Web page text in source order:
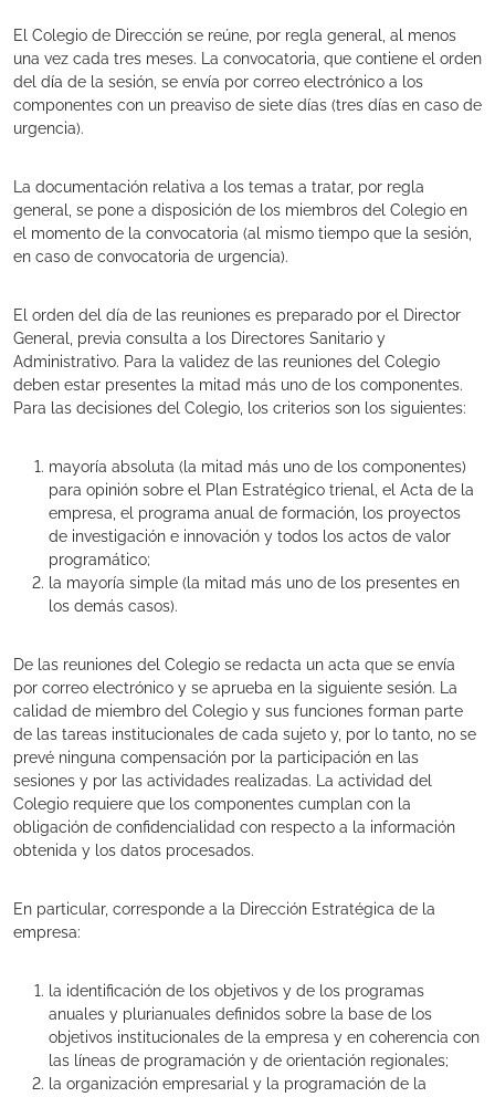
El Colegio de Dirección se reúne, por regla general, al menos
una vez cada tres meses. La convocatoria, que contiene el orden
del día de la sesión, se envía por correo electrónico a los
componentes con un preaviso de siete días (tres días en caso de
urgencia).
La documentación relativa a los temas a tratar, por regla
general, se pone a disposición de los miembros del Colegio en
el momento de la convocatoria (al mismo tiempo que la sesión,
en caso de convocatoria de urgencia).
El orden del día de las reuniones es preparado por el Director
General, previa consulta a los Directores Sanitario y
Administrativo. Para la validez de las reuniones del Colegio
deben estar presentes la mitad más uno de los componentes.
Para las decisiones del Colegio, los criterios son los siguientes:
mayoría absoluta (la mitad más uno de los componentes)
para opinión sobre el Plan Estratégico trienal, el Acta de la
empresa, el programa anual de formación, los proyectos
de investigación e innovación y todos los actos de valor
programático;
la mayoría simple (la mitad más uno de los presentes en
los demás casos).
De las reuniones del Colegio se redacta un acta que se envía
por correo electrónico y se aprueba en la siguiente sesión. La
calidad de miembro del Colegio y sus funciones forman parte
de las tareas institucionales de cada sujeto y, por lo tanto, no se
prevé ninguna compensación por la participación en las
sesiones y por las actividades realizadas. La actividad del
Colegio requiere que los componentes cumplan con la
obligación de confidencialidad con respecto a la información
obtenida y los datos procesados.
En particular, corresponde a la Dirección Estratégica de la
empresa:
la identificación de los objetivos y de los programas
anuales y plurianuales definidos sobre la base de los
objetivos institucionales de la empresa y en coherencia con
las líneas de programación y de orientación regionales;
la organización empresarial y la programación de la